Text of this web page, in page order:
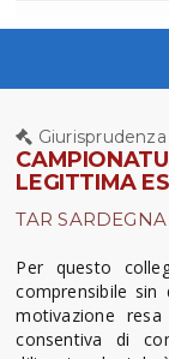
Giurisprudenza
LEGITTIMA
TAR
Per questo
comprensibile sin
motivazione resa
consentiva di